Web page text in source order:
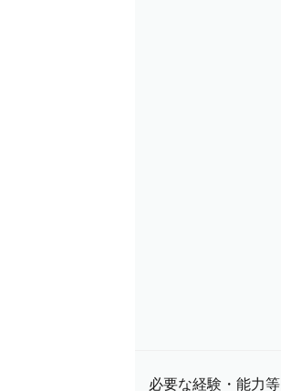
必要な経験・能力等